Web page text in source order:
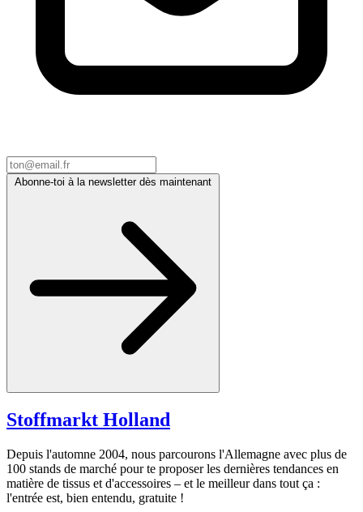
Abonne-toi à la newsletter dès maintenant
Stoffmarkt Holland
Depuis l'automne 2004, nous parcourons l'Allemagne avec plus de
100 stands de marché pour te proposer les dernières tendances en
matière de tissus et d'accessoires – et le meilleur dans tout ça :
l'entrée est, bien entendu, gratuite !